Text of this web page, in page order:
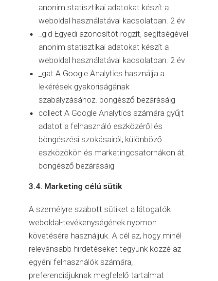
anonim statisztikai adatokat készít a
weboldal használatával kacsolatban. 2 év
_gid Egyedi azonosítót rögzít, segítségével
anonim statisztikai adatokat készít a
weboldal használatával kacsolatban. 2 év
_gat A Google Analytics használja a
lekérések gyakoriságának
szabályzásához. böngésző bezárásáig
collect A Google Analytics számára gyűjt
adatot a felhasználó eszközéről és
böngészési szokásairól, különböző
eszközökön és marketingcsatornákon át.
böngésző bezárásáig
3.4. Marketing célú sütik
A személyre szabott sütiket a látogatók
weboldal-tevékenységének nyomon
követésére használjuk. A cél az, hogy minél
relevánsabb hirdetéseket tegyünk közzé az
egyéni felhasználók számára,
preferenciájuknak megfelelő tartalmat